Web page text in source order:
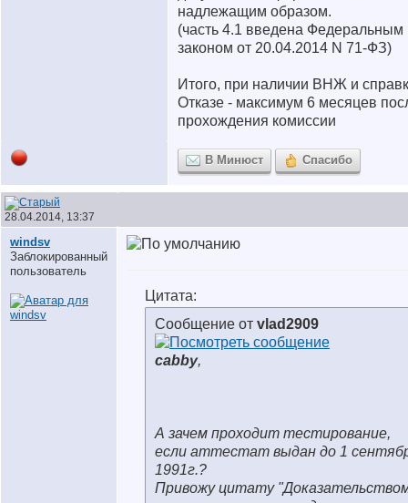
надлежащим образом.
(часть 4.1 введена Федеральным
законом от 20.04.2014 N 71-ФЗ)
Итого, при наличии ВНЖ и
Отказе - максимум 6 месяцев
прохождения комиссии
В Минюст Спасибо
28.04.2014, 13:37
windsv
Заблокированный
пользователь
Цитата:
Сообщение от vlad2909
cabby,
А зачем проходит тестирование,
если аттестат выдан до 1
1991г.?
Привожу цитату